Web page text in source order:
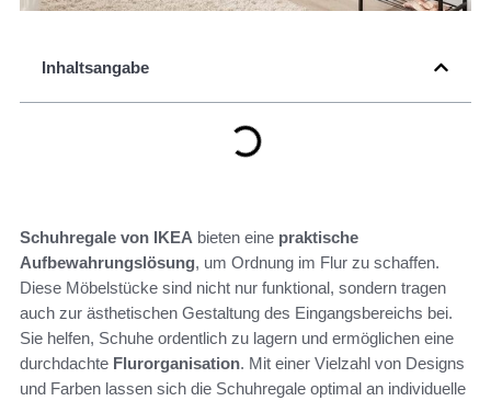
Inhaltsangabe
Schuhregale von IKEA bieten eine praktische
Aufbewahrungslösung, um Ordnung im Flur zu schaffen.
Diese Möbelstücke sind nicht nur funktional, sondern tragen
auch zur ästhetischen Gestaltung des Eingangsbereichs bei.
Sie helfen, Schuhe ordentlich zu lagern und ermöglichen eine
durchdachte Flurorganisation. Mit einer Vielzahl von Designs
und Farben lassen sich die Schuhregale optimal an individuelle